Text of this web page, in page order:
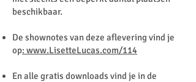
beschikbaar.
De shownotes van deze aflevering vind je
op: www.LisetteLucas.com/114
En alle gratis downloads vind je in de